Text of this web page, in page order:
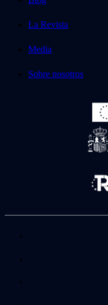
La Revista
Media
Sobre nosotros